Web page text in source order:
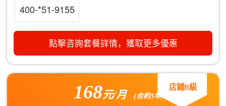
400-*51-9155
點擊咨詢套餐詳情，獲取更多優惠
168元/月 (合約3年)
店鋪B級